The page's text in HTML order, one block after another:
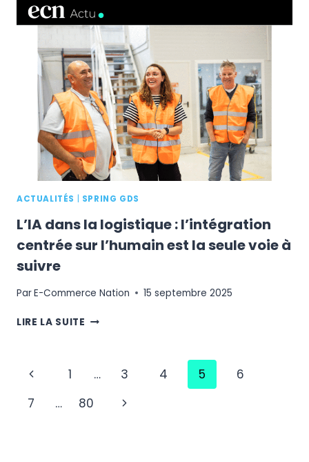
COMMENT
L’IA
RÉINVENTE
LE
E-
COMMERCE
?
ACTUALITÉS SPRING GDS
L’IA dans la logistique : l’intégration
centrée sur l’humain est la seule voie à
suivre
ParE-Commerce Nation 15 septembre 2025
LIRE LA SUITE L’IA
CENTRÉE
Navigation
de
Page
précédente
1 … 3 4 5
6
7
… 80
Page